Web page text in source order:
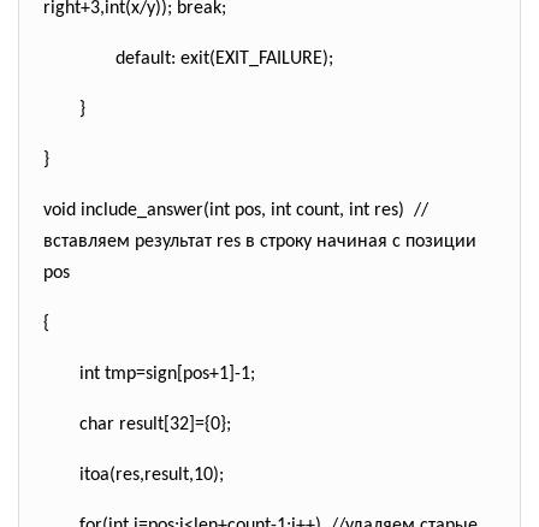
right+3,int(x/y)); break;
default: exit(EXIT_FAILURE);
}
}
void include_answer(int pos, int count, int res) //
вставляем результат res в строку начиная с позиции
pos
{
int tmp=sign[pos+1]-1;
char result[32]={0};
itoa(res,result,10);